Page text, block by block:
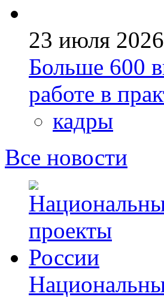
23 июля 2026
Больше 600
работе в
кадры
Все новости